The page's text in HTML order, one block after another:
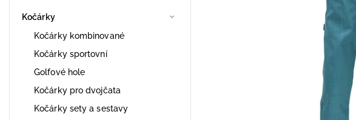
Kočárky
Kočárky kombinované
Kočárky sportovní
Golfové hole
Kočárky pro dvojčata
Kočárky sety a sestavy